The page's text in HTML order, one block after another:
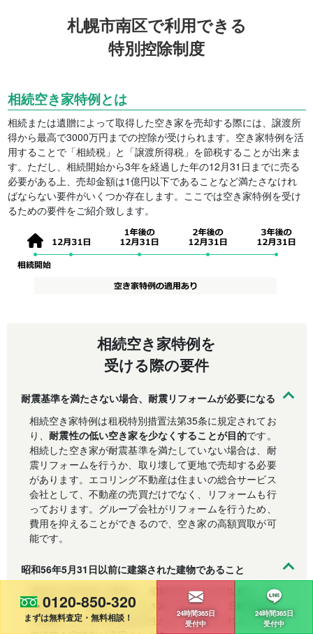
0120-850-320
まずは無料査定・無料相談！
24時間365日
受付中
24時間365日
受付中
札幌市南区で利用できる
特別控除制度
相続空き家特例とは
相続または遺贈によって取得した空き家を売却する際には、譲渡所
得から最高で3000万円までの控除が受けられます。空き家特例を活
用することで「相続税」と「譲渡所得税」を節税することが出来ま
す。ただし、相続開始から3年を経過した年の12月31日までに売る
必要がある上、売却金額は1億円以下であることなど満たさなけれ
ばならない要件がいくつか存在します。ここでは空き家特例を受け
るための要件をご紹介致します。
相続空き家特例を
受ける際の要件
耐震基準を満たさない場合、耐震リフォームが必要になる
相続空き家特例は租税特別措置法第35条に規定されてお
り、耐震性の低い空き家を少なくすることが目的です。
相続した空き家が耐震基準を満たしていない場合は、耐
震リフォームを行うか、取り壊して更地で売却する必要
があります。エコリング不動産は住まいの総合サービス
会社として、不動産の売買だけでなく、リフォームも行
っております。グループ会社がリフォームを行うため、
費用を抑えることができるので、空き家の高額買取が可
能です。
昭和56年5月31日以前に建築された建物であること
相続空き家特例の適用は、昭和56年5月31日以前の「旧
耐震基準」で建築された空き家に限ります。旧耐震基準
で建築された空き家は耐震性がないと推計されるため、